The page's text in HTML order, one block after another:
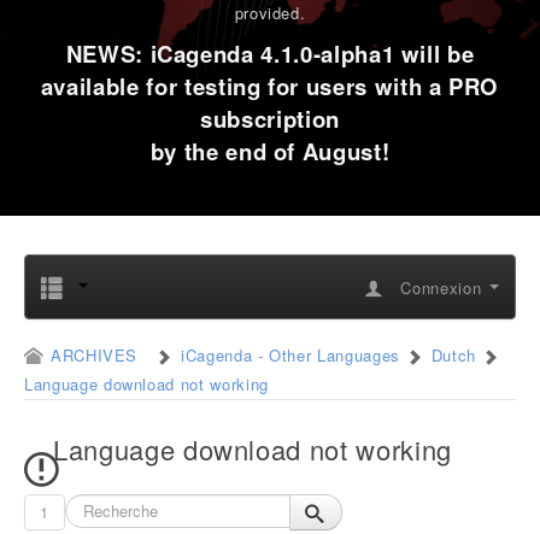
provided.
NEWS: iCagenda 4.1.0-alpha1 will be
available for testing for users with a PRO
subscription
by the end of August!
Connexion
ARCHIVES iCagenda - Other Languages
Dutch
Language download not working
Language download not working
1